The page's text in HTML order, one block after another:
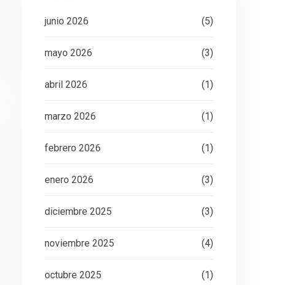
junio 2026 (5)
mayo 2026 (3)
abril 2026 (1)
marzo 2026 (1)
febrero 2026 (1)
enero 2026 (3)
diciembre 2025 (3)
noviembre 2025 (4)
octubre 2025 (1)